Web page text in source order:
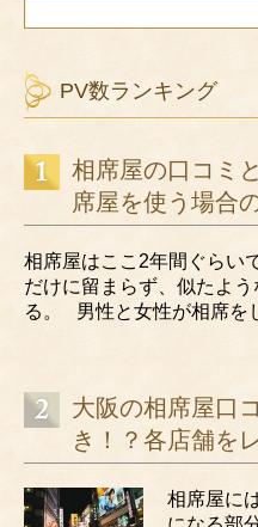
PV数ランキング
相席屋の口コミ
席屋を使う場合
相席屋はここ2年間ぐらい
だけに留まらず、似たよ
る。 男性と女性が相席を
大阪の相席屋口
き！？各店舗を
相席屋に